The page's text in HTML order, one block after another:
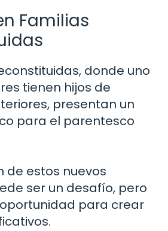
Familias
donde uno
tienen hijos de
presentan un
para el parentesco
de estos nuevos
ser un desafío, pero
para crear